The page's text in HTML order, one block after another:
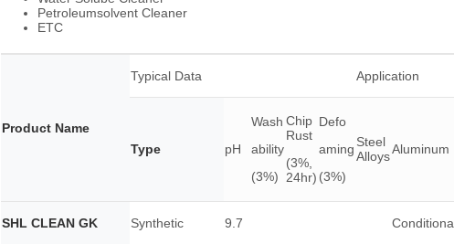
Petroleumsolvent Cleaner
ETC
Product Name
Typical Data Application
Type pH
Wash
ability
(3%)
Chip
Rust
(3%,
24hr)
Defo
aming
(3%)
Steel
AlloysAluminum
SHL CLEAN GK Synthetic 9.7